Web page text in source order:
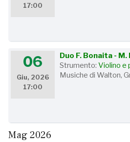
17:00
06
Giu, 2026
17:00
Duo F. Bonaita -
Strumento:Violino e
Musiche di Walton,
Mag 2026